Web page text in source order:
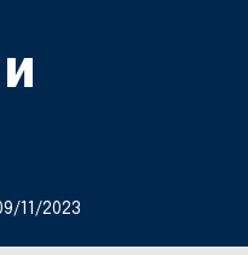
11/2023